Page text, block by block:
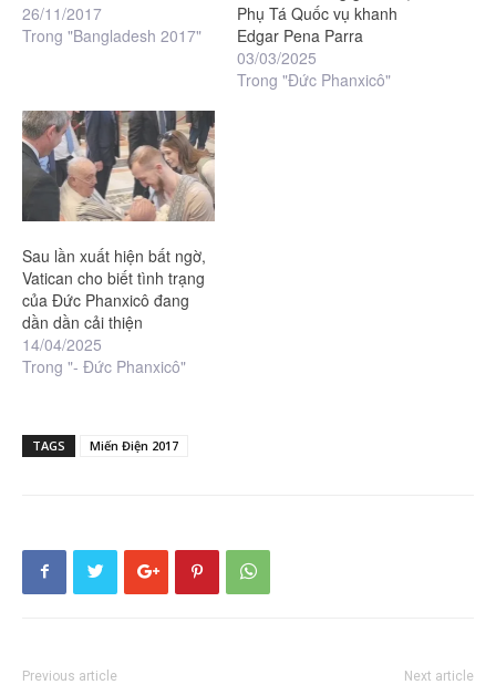
26/11/2017
Trong "Bangladesh 2017"
Phụ Tá Quốc vụ khanh
Edgar Pena Parra
03/03/2025
Trong "Đức Phanxicô"
Sau lần xuất hiện bất ngờ,
Vatican cho biết tình trạng
của Đức Phanxicô đang
dần dần cải thiện
14/04/2025
Trong "- Đức Phanxicô"
TAGS Miến Điện 2017
Previous article Next article